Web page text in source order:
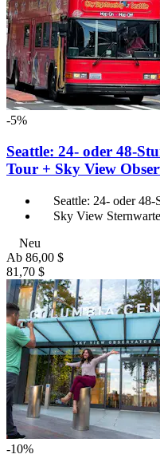
-5%
Seattle: 24- oder 48-
Tour + Sky View
Seattle: 24- oder
Sky View
Neu
Ab 86,00 $
81,70 $
-10%